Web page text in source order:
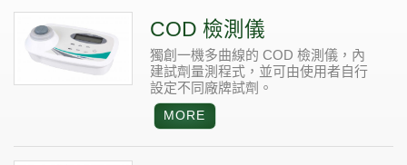
COD 檢測儀
獨創一機多曲線的 COD 檢測儀，內
建試劑量測程式，並可由使用者自行
設定不同廠牌試劑。